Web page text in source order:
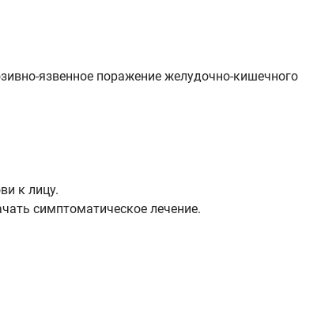
язвенное поражение желудочно-кишечного
к лицу.
симптоматическое лечение.